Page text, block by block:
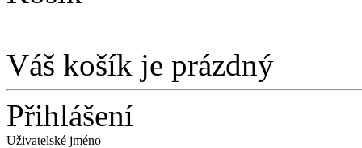
Váš košík je prázdný
Přihlášení
Uživatelské jméno